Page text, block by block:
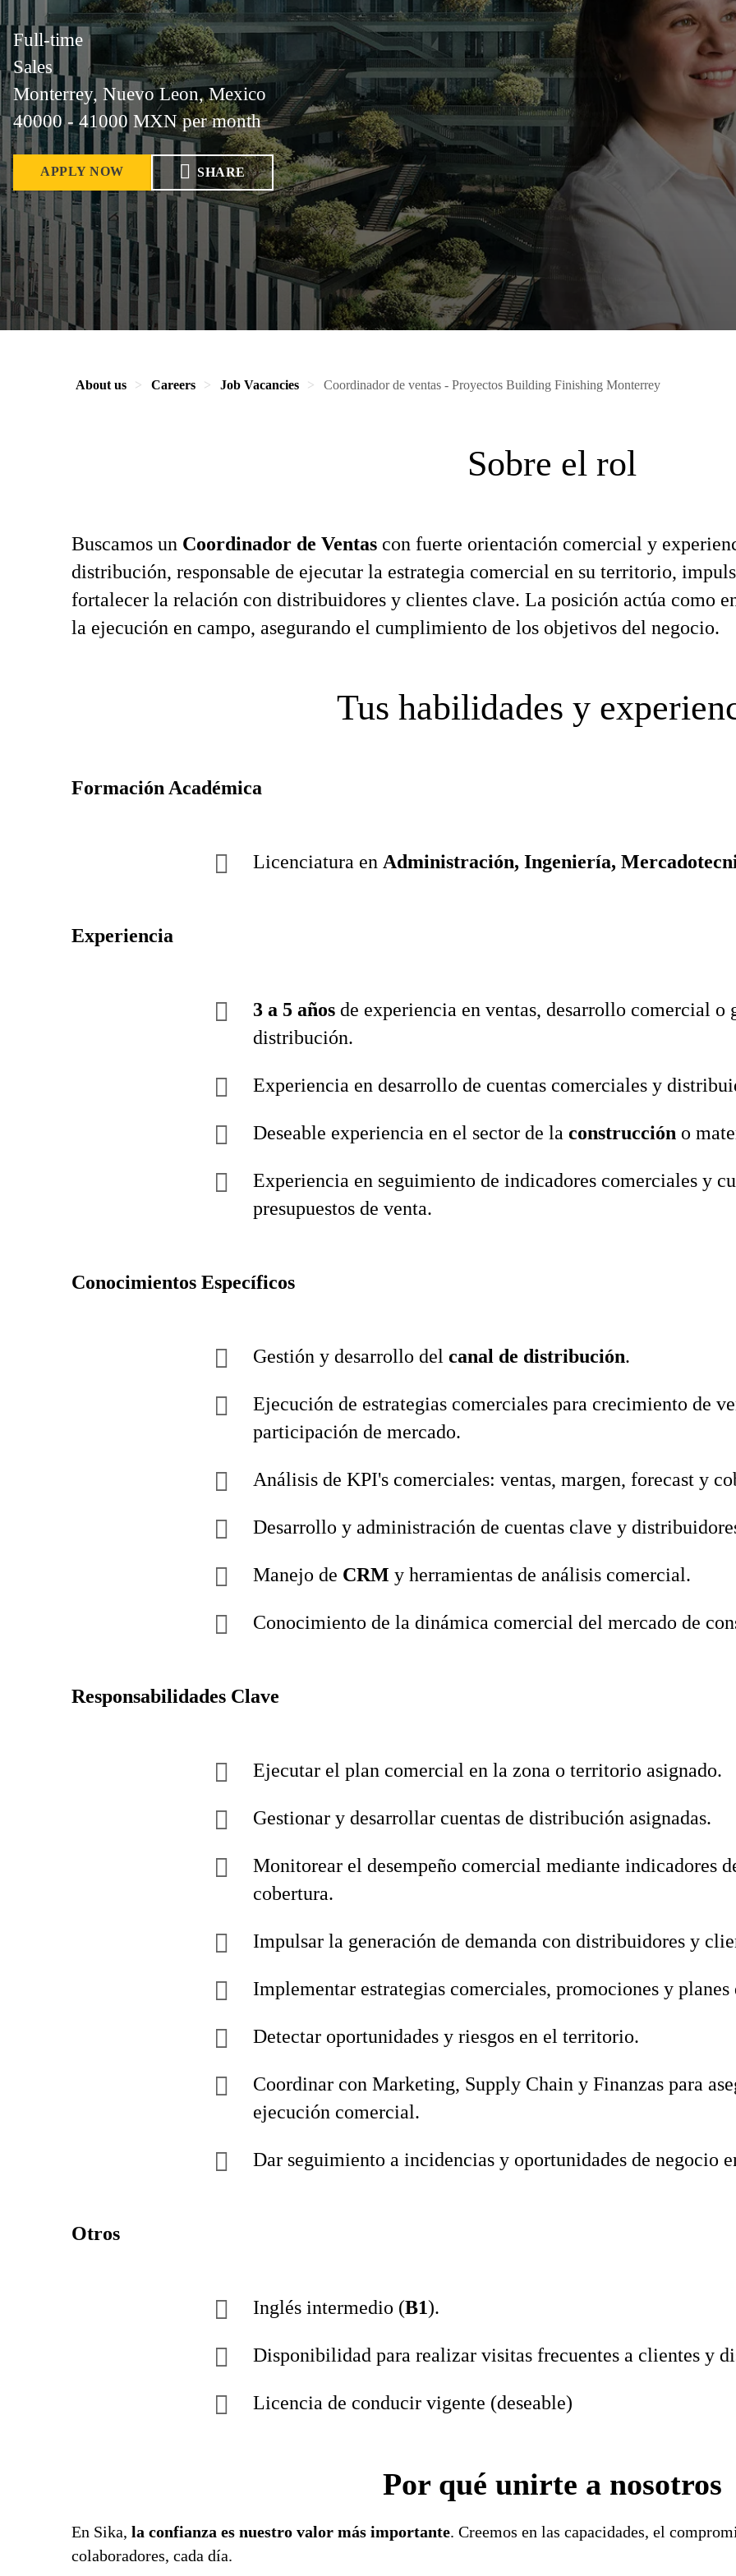
Full-time
Sales
Monterrey, Nuevo Leon, Mexico
40000 - 41000 MXN per month
APPLY NOW SHARE
About us Careers Job Vacancies Coordinador de ventas - Proyectos Building Finishing Monterrey
Sobre el rol
Buscamos un Coordinador de Ventas con fuerte orientación comercial y
distribución, responsable de ejecutar la estrategia comercial en su territorio,
fortalecer la relación con distribuidores y clientes clave. La posición actúa como
la ejecución en campo, asegurando el cumplimiento de los objetivos del negocio.
Tus habilidades y
Formación Académica
Licenciatura en Administración, Ingeniería,
Experiencia
3 a 5 años de experiencia en ventas, desarrollo comercial o
distribución.
Experiencia en desarrollo de cuentas comerciales y
Deseable experiencia en el sector de la construcción o
Experiencia en seguimiento de indicadores comerciales y
presupuestos de venta.
Conocimientos Específicos
Gestión y desarrollo del canal de distribución.
Ejecución de estrategias comerciales para crecimiento de
participación de mercado.
Análisis de KPI's comerciales: ventas, margen, forecast y
Desarrollo y administración de cuentas clave y
Manejo de CRM y herramientas de análisis comercial.
Conocimiento de la dinámica comercial del mercado de
Responsabilidades Clave
Ejecutar el plan comercial en la zona o territorio asignado.
Gestionar y desarrollar cuentas de distribución asignadas.
Monitorear el desempeño comercial mediante indicadores
cobertura.
Impulsar la generación de demanda con distribuidores y
Implementar estrategias comerciales, promociones y
Detectar oportunidades y riesgos en el territorio.
Coordinar con Marketing, Supply Chain y Finanzas para
ejecución comercial.
Dar seguimiento a incidencias y oportunidades de negocio
Otros
Inglés intermedio (B1).
Disponibilidad para realizar visitas frecuentes a clientes y
Licencia de conducir vigente (deseable)
Por qué unirte a nosotros
En Sika, la confianza es nuestro valor más importante. Creemos en las capacidades, el
colaboradores, cada día.